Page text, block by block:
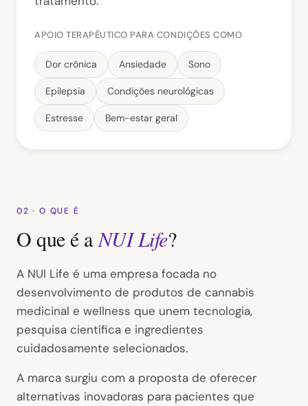
APOIO TERAPÊUTICO PARA CONDIÇÕES COMO
Dor crônica Ansiedade Sono
Epilepsia Condições neurológicas
Estresse Bem-estar geral
02 · O QUE É
O que é a NUI Life?
A NUI Life é uma empresa focada no
desenvolvimento de produtos de cannabis
medicinal e wellness que unem tecnologia,
pesquisa científica e ingredientes
cuidadosamente selecionados.
A marca surgiu com a proposta de oferecer
alternativas inovadoras para pacientes que